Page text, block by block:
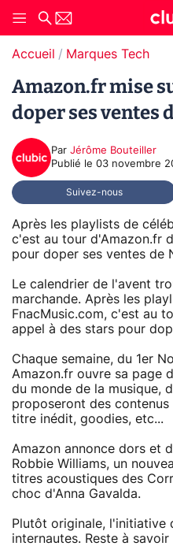
Accueil Marques Tech
Amazon.fr mise
doper ses ventes
Par Jérôme Bouteiller
Publié le 03 novembre
Suivez-nous
Après les playlists de
c'est au tour d'Amazon.fr
pour doper ses ventes de
Le calendrier de l'avent
marchande. Après les
FnacMusic.com, c'est au
appel à des stars pour
Chaque semaine, du 1er
Amazon.fr ouvre sa page
du monde de la musique,
proposeront des
titre inédit, goodies, etc...
Amazon annonce dors et
Robbie Williams, un
titres acoustiques des
choc d'Anna Gavalda.
Plutôt originale, l'initiative
internautes. Reste à